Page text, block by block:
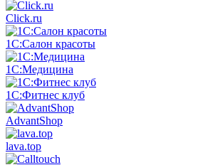
Click.ru
1С:Салон красоты
1С:Медицина
1С:Фитнес клуб
AdvantShop
lava.top